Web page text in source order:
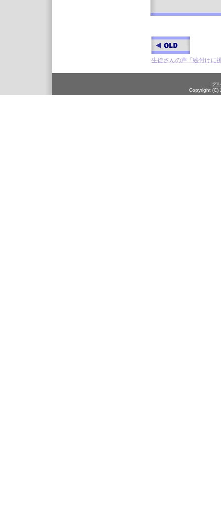
生徒さんの声「絵付けに
グ
Copyright (C)